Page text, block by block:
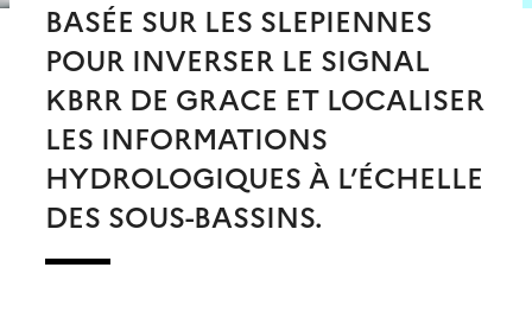
BASÉE SUR LES SLEPIENNES
POUR INVERSER LE SIGNAL
KBRR DE GRACE ET LOCALISER
LES INFORMATIONS
HYDROLOGIQUES À L’ÉCHELLE
DES SOUS-BASSINS.